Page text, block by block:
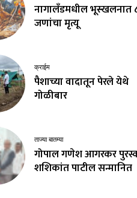
नागालँडमधील भूस्खलनात
जणांचा मृत्यू
क्राईम
पैशाच्या वादातून पेरले येथे
गोळीबार
ताज्या बातम्या
गोपाल गणेश आगरकर
शशिकांत पाटील सन्मानित